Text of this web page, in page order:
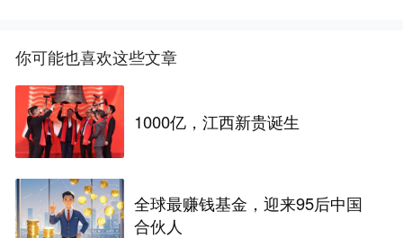
你可能也喜欢这些文章
1000亿，江西新贵诞生
全球最赚钱基金，迎来95后中国
合伙人